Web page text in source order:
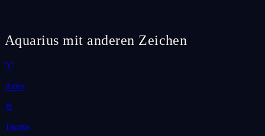
Aquarius mit anderen Zeichen
♈
Aries
♉
Taurus